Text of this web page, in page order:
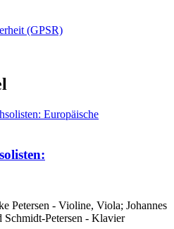
(GPSR)
Petersen - Violine, Viola; Johannes
Schmidt-Petersen - Klavier